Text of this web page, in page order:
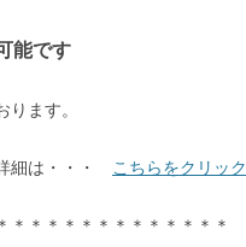
能です
ります。
細は・・・ こちらをクリック
＊＊＊＊＊＊＊＊＊＊＊＊＊